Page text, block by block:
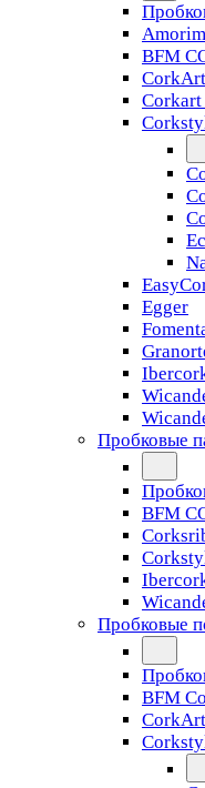
BFM
CorkArt
Egger
Пробковые
BFM
Пробковые
BFM
CorkArt